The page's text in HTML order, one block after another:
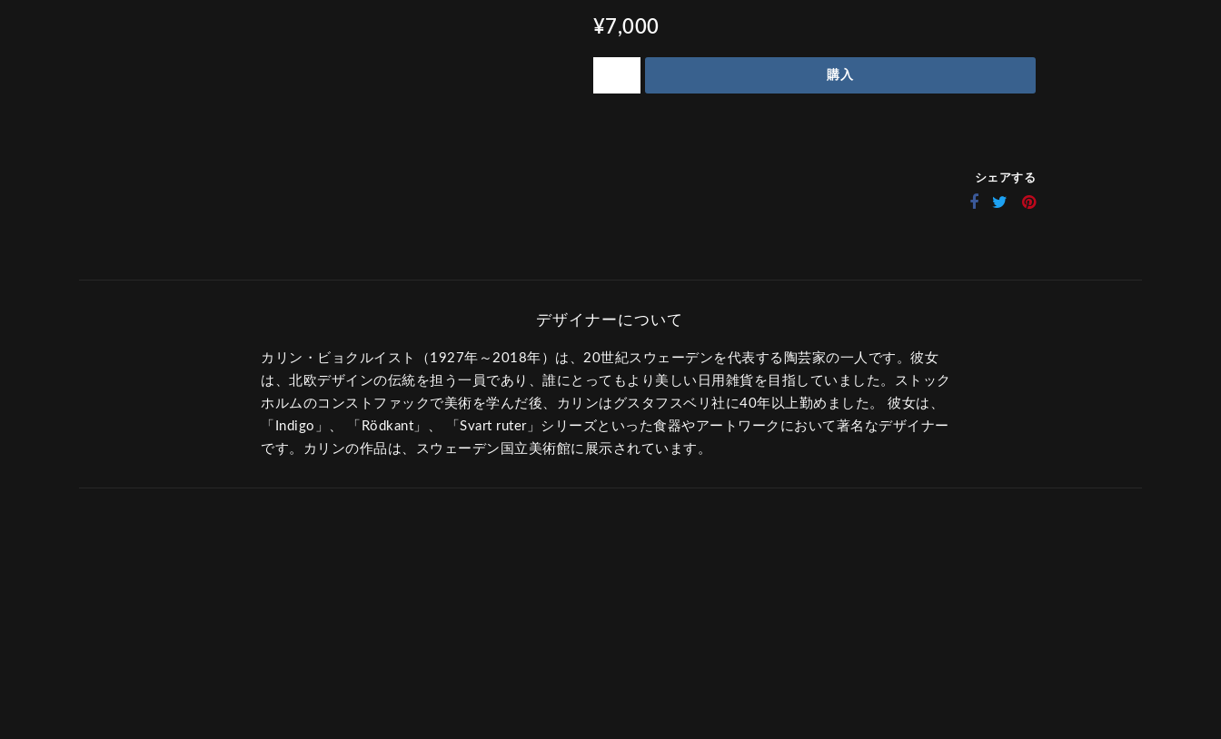
¥7,000
購入
シェアする
カリン・ビョクルイスト（1927年～2018年）は、20世紀スウェーデンを代表する陶芸家の一人です。彼女
は、北欧デザインの伝統を担う一員であり、誰にとってもより美しい日用雑貨を目指していました。ストック
ホルムのコンストファックで美術を学んだ後、カリンはグスタフスベリ社に40年以上勤めました。 彼女は、
「Indigo」、 「Rödkant」、 「Svart ruter」シリーズといった食器やアートワークにおいて著名なデザイナー
です。カリンの作品は、スウェーデン国立美術館に展示されています。